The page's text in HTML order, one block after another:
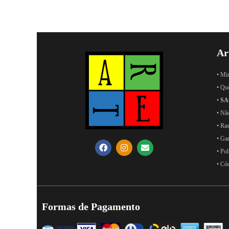
•
•
•
•
•
•
•
•
Formas de Pagamento